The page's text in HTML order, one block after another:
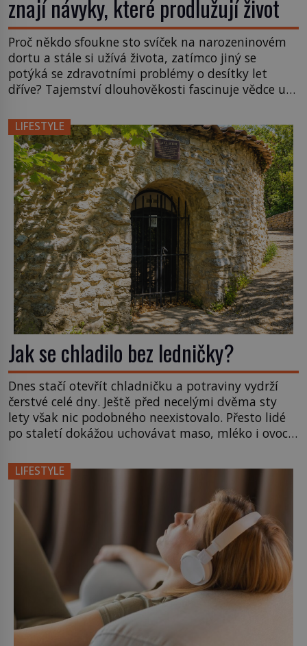
znají návyky, které prodlužují život
Proč někdo sfoukne sto svíček na narozeninovém
dortu a stále si užívá života, zatímco jiný se
potýká se zdravotními problémy o desítky let
dříve? Tajemství dlouhověkosti fascinuje vědce už
více výzkumů ale ukazuje, že recept na mimořádně
dlouhý život se skrývá především v každodenních
návycích, prostředí i […]
LIFESTYLE
Jak se chladilo bez ledničky?
Dnes stačí otevřít chladničku a potraviny vydrží
čerstvé celé dny. Ještě před necelými dvěma sty
lety však nic podobného neexistovalo. Přesto lidé
po staletí dokážou uchovávat maso, mléko i ovoce
ale také třeba sůl, kouř a slunce. Potraviny
odjakživa patří k nejcennějším věcem v
LIFESTYLE